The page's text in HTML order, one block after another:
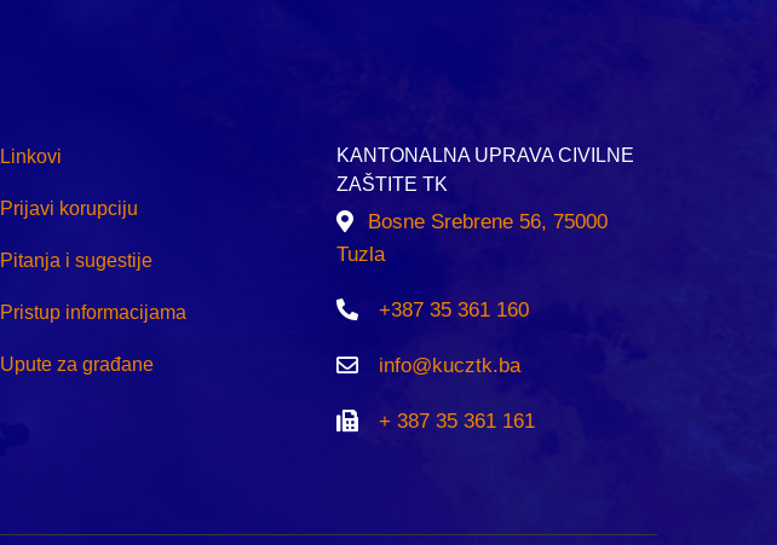
Linkovi
Prijavi korupciju
Pitanja i sugestije
Pristup informacijama
Upute za građane
KANTONALNA UPRAVA CIVILNE
ZAŠTITE TK
Bosne Srebrene 56, 75000
Tuzla
+387 35 361 160
info@kucztk.ba
+ 387 35 361 161